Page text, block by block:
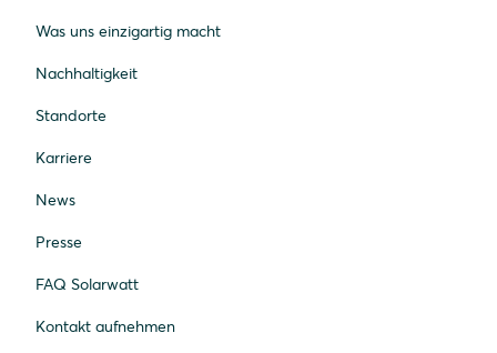
Was uns einzigartig macht
Nachhaltigkeit
Standorte
Karriere
News
Presse
FAQ Solarwatt
Kontakt aufnehmen